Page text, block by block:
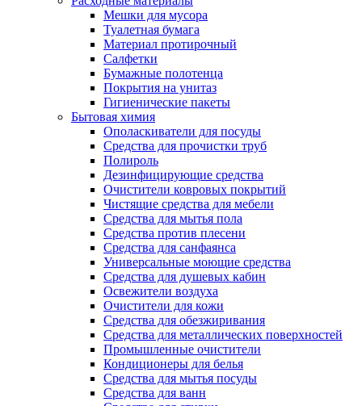
Мешки для мусора
Туалетная бумага
Материал протирочный
Салфетки
Бумажные полотенца
Покрытия на унитаз
Гигиенические пакеты
Бытовая химия
Ополаскиватели для посуды
Средства для прочистки труб
Полироль
Дезинфицирующие средства
Очистители ковровых покрытий
Чистящие средства для мебели
Средства для мытья пола
Средства против плесени
Средства для санфаянса
Универсальные моющие средства
Средства для душевых кабин
Освежители воздуха
Очистители для кожи
Средства для обезжиривания
Средства для металлических поверхностей
Промышленные очистители
Кондиционеры для белья
Средства для мытья посуды
Средства для ванн